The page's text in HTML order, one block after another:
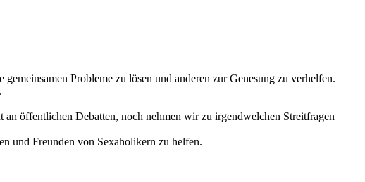
Probleme zu lösen und anderen zur Genesung zu verhelfen.
öffentlichen Debatten, noch nehmen wir zu irgendwelchen Streitfragen
und Freunden von Sexaholikern zu helfen.